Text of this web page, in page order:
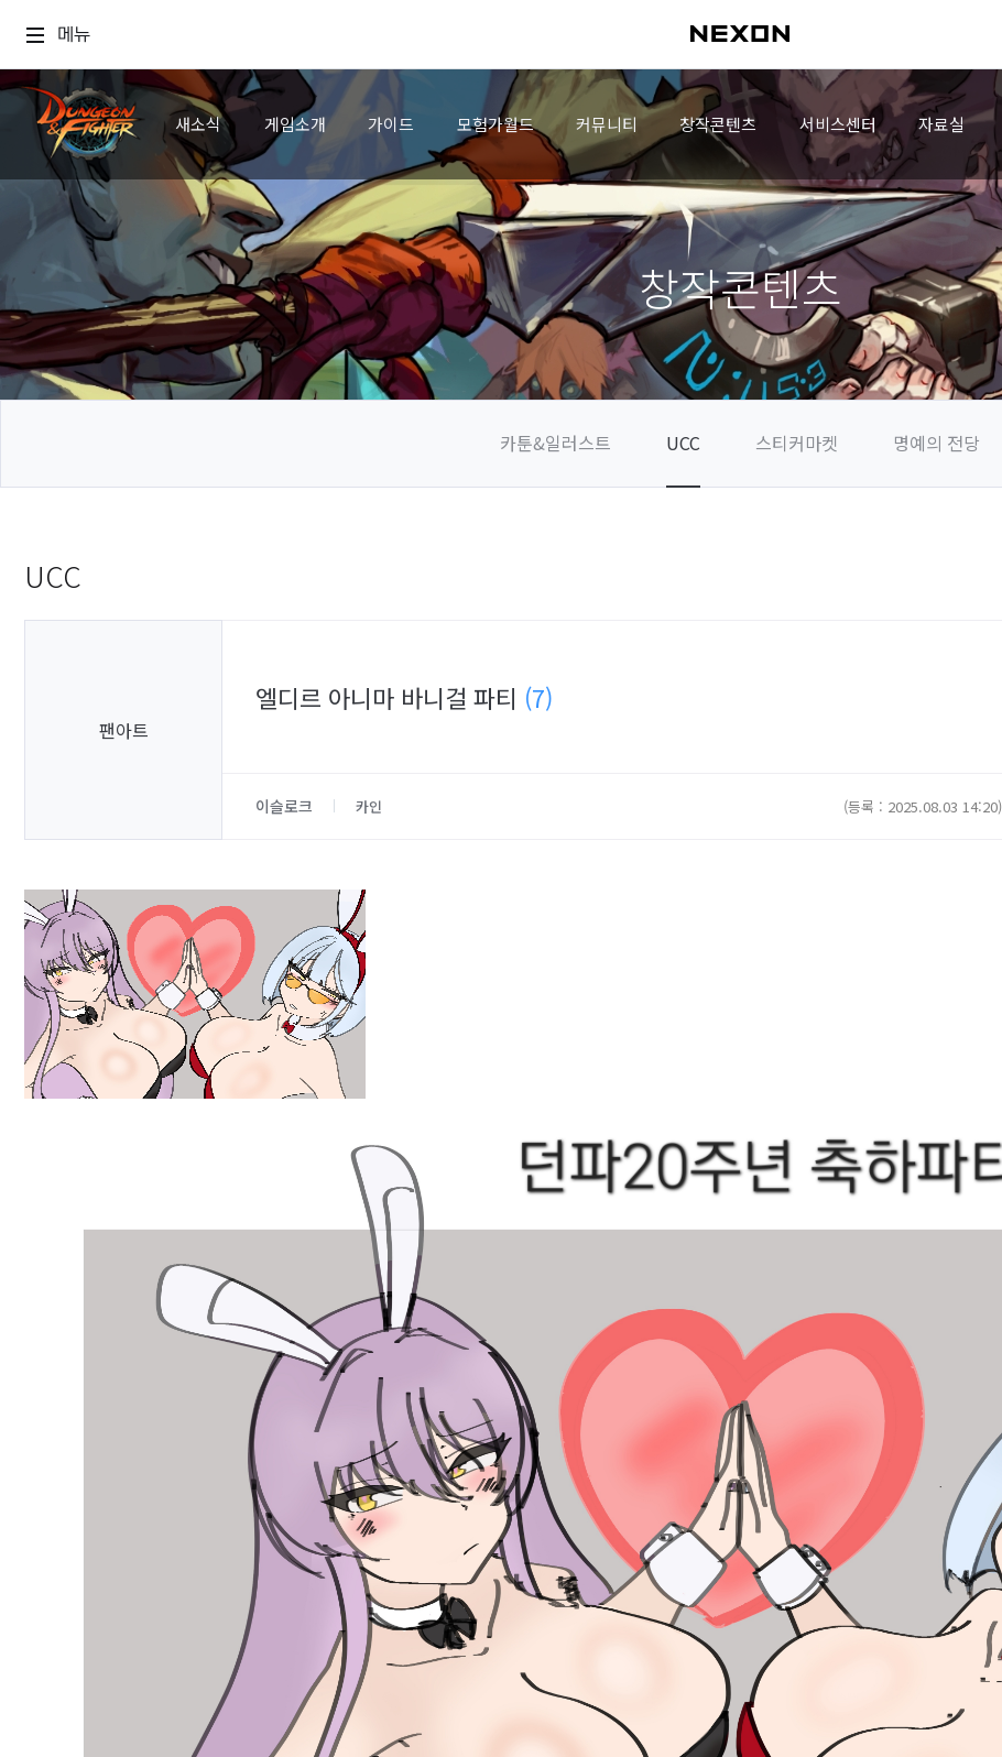
메뉴
새소식 게임소개 가이드 모험가월드 커뮤니티 창작콘텐츠 서비스센터 자료실
창작콘텐츠
카툰&일러스트 UCC 스티커마켓 명예의 전당
UCC
팬아트
엘디르 아니마 바니걸 파티 (7)
이슬로크 카인 (등록 : 2025.08.03 14:20)